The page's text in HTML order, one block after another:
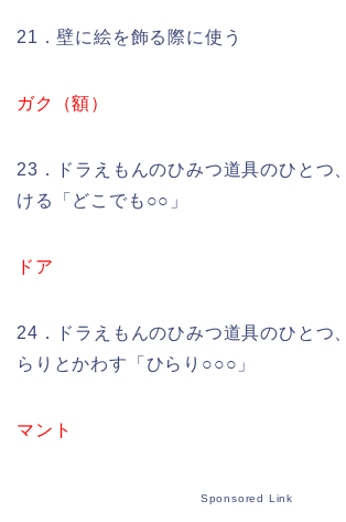
21．壁に絵を飾る際に使う
ガク（額）
23．ドラえもんのひみつ道具のひとつ
ける「どこでも○○」
ドア
24．ドラえもんのひみつ道具のひとつ
らりとかわす「ひらり○○○」
マント
Sponsored Link